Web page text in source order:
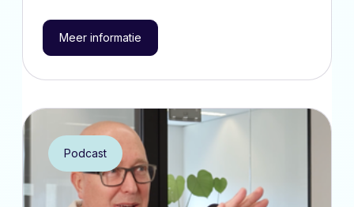
Meer informatie
Podcast